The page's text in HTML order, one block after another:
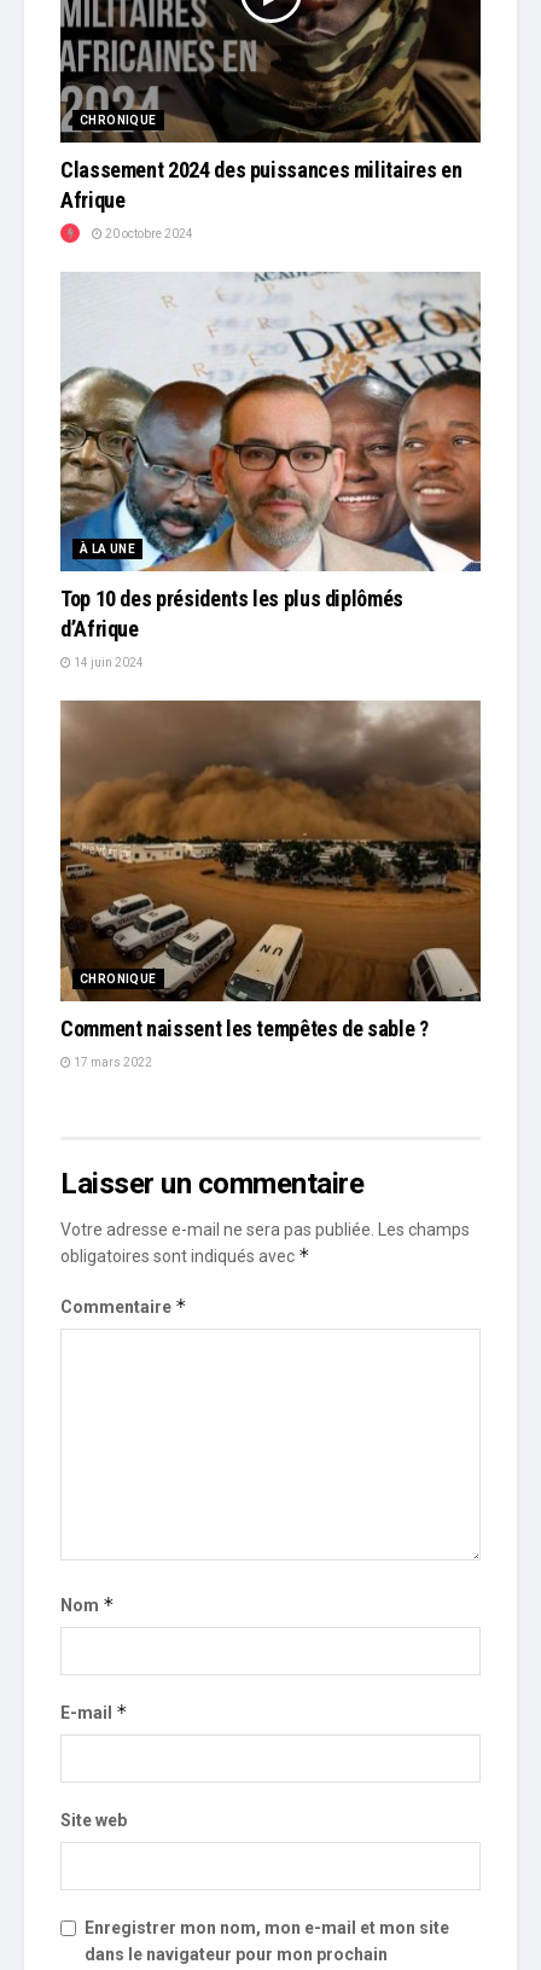
CHRONIQUE
Classement 2024 des puissances militaires en
Afrique
20 octobre 2024
À LA UNE
Top 10 des présidents les plus diplômés
d’Afrique
14 juin 2024
CHRONIQUE
Comment naissent les tempêtes de sable ?
17 mars 2022
Laisser un commentaire
Votre adresse e-mail ne sera pas publiée. Les champs
obligatoires sont indiqués avec *
Commentaire *
Nom *
E-mail *
Site web
Enregistrer mon nom, mon e-mail et mon site
dans le navigateur pour mon prochain